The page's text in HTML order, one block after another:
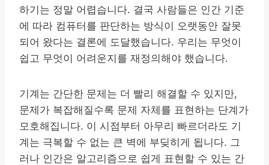
하기는 정말 어렵습니다. 결국 사람들은 인간 기준
에 따라 컴퓨터를 판단하는 방식이 오랫동안 잘못
되어 왔다는 결론에 도달했습니다. 우리는 무엇이
쉽고 무엇이 어려운지를 재정의해야 했습니다.
기계는 간단한 문제는 더 빨리 해결할 수 있지만,
문제가 복잡해질수록 문제 자체를 표현하는 단계가
모호해집니다. 이 시점부터 아무리 빠르더라도 기
계는 극복할 수 없는 큰 벽에 부딪히게 됩니다. 그
러나 인간은 알고리즘으로 쉽게 표현할 수 있는 간